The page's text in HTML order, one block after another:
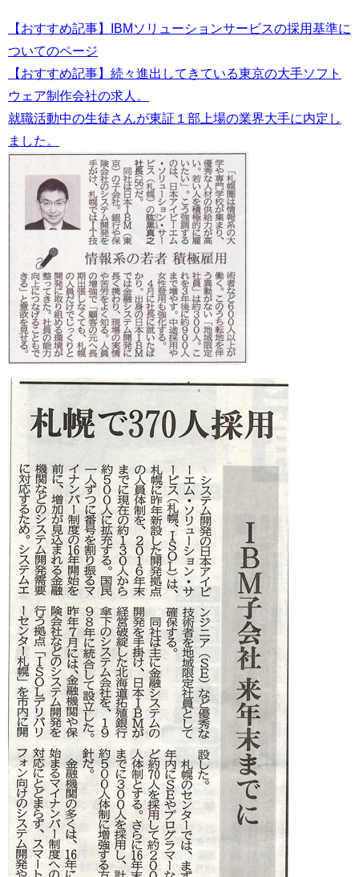
【おすすめ記事】IBMソリューションサービスの採用基準に
ついてのページ
【おすすめ記事】続々進出してきている東京の大手ソフト
ウェア制作会社の求人。
就職活動中の生徒さんが東証１部上場の業界大手に内定し
ました。